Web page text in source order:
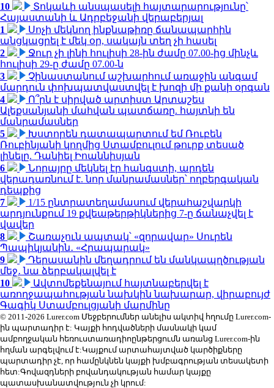
10
Տոկաևի անսպասելի հայտարարությունը՝
Հայաստանի և Ադրբեջանի վերաբերյալ
1
Սոչի մեկնող ինքնաթիռը ճանապարհին
անցկացրել է մեկ օր, սակայն տեղ չի հասել
2
Ջուր չի լինի հուլիսի 28-ին ժամը 07.00-ից մինչև
հուլիսի 29-ը ժամը 07.00-ն
3
Չինաստանում աշխարհում առաջին անգամ
մարդուն փոխպատվաստվել է խոզի մի քանի օրգան
4
Ո՞րն է սիրված արտիստ Արտաշես
Ալեքսանյանի մահվան պատճառը. հայտնի են
մանրամասներ
5
Խստորեն դատապարտում եմ Ռուբեն
Ռուբինյանի կողմից Ստամբուլում թուրք տեսած
լինելը. Դանիել Իոաննիսյան
6
Նորայրը մեկնել էր հանգստի, արդեն
վերադառնում է. նոր մանրամասներ՝ ողբերգական
դեպքից
7
1/15 ընտրատեղամասում վերահաշվարկի
արդյունքում 19 քվեաթերթիկներից 7-ը ճանաչվել է
վավեր
8
Շառաչուն ապտակ՝ «զորավար» Սուրեն
Պապիկյանին․ «Հրապարակ»
9
Դերասանին մեղադրում են մանկապղծության
մեջ․ նա ձերբակալվել է
10
Ավտոմեքենայում հայտնաբերվել է
առողջապահության նախկին նախարար, վիրաբույժ
Գագիկ Ստամբուլցյանի մարմինը
© 2011-2026 Lurer.com Մեջբերումներ անելիս ակտիվ հղումը Lurer.com-
ին պարտադիր է: Կայքի հոդվածների մասնակի կամ
ամբողջական հեռուստառադիոընթերցումն առանց Lurer.com-ին
հղման արգելվում է:Կայքում արտահայտված կարծիքները
պարտադիր չէ, որ համընկնեն կայքի խմբագրության տեսակետի
հետ:Գովազդների բովանդակության համար կայքը
պատասխանատվություն չի կրում: